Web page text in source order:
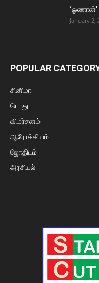
‘ஓணான்’
January 2,
POPULAR
சினிமா
பொது
விமர்சனம்
ஆரோக்கியம்
ஜோதிடம்
அரசியல்